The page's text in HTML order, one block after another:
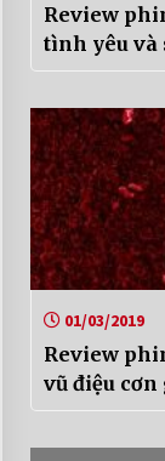
Review
tình yêu và
01/03/2019
Review
vũ điệu cơn